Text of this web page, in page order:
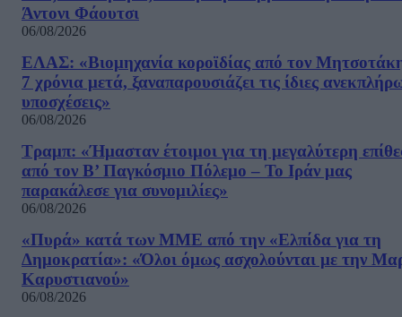
Άντονι Φάουτσι
06/08/2026
ΕΛΑΣ: «Βιομηχανία κοροϊδίας από τον
7 χρόνια μετά, ξαναπαρουσιάζει τις ίδιες
υποσχέσεις»
06/08/2026
Τραμπ: «Ήμασταν έτοιμοι για τη μεγαλύτερη
από τον Β’ Παγκόσμιο Πόλεμο – Το Ιράν μας
παρακάλεσε για συνομιλίες»
06/08/2026
«Πυρά» κατά των ΜΜΕ από την «Ελπίδα για τη
Δημοκρατία»: «Όλοι όμως ασχολούνται με την
Καρυστιανού»
06/08/2026